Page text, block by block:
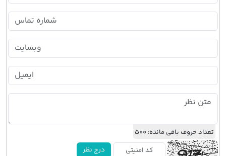
تعداد حروف باقی مانده: 500
درج نظر